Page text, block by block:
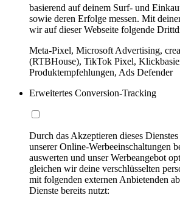
basierend auf deinem Surf- und
sowie deren Erfolge messen. Mit
wir auf dieser Webseite folgende
Meta-Pixel, Microsoft Advertising,
(RTBHouse), TikTok Pixel,
Produktempfehlungen, Ads Defender
Erweitertes Conversion-Tracking
Durch das Akzeptieren dieses
unserer Online-Werbeeinschaltungen
auswerten und unser Werbeangebot
gleichen wir deine verschlüsselten
mit folgenden externen Anbietenden
Dienste bereits nutzt: